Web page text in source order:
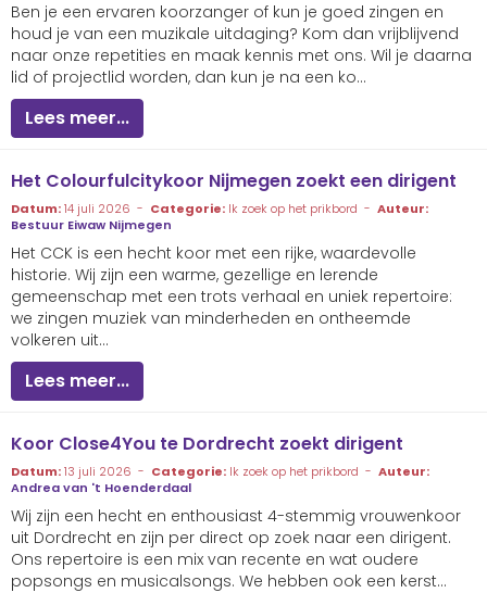
Ben je een ervaren koorzanger of kun je goed zingen en
houd je van een muzikale uitdaging? Kom dan vrijblijvend
naar onze repetities en maak kennis met ons. Wil je daarna
lid of projectlid worden, dan kun je na een ko...
Lees meer...
Het Colourfulcitykoor Nijmegen zoekt een dirigent
Datum:14 juli 2026 - Categorie: Ik zoek op het prikbord - Auteur:
Bestuur Eiwaw Nijmegen
Het CCK is een hecht koor met een rijke, waardevolle
historie. Wij zijn een warme, gezellige en lerende
gemeenschap met een trots verhaal en uniek repertoire:
we zingen muziek van minderheden en ontheemde
volkeren uit...
Lees meer...
Koor Close4You te Dordrecht zoekt dirigent
Datum:13 juli 2026 - Categorie: Ik zoek op het prikbord - Auteur:
Andrea van 't Hoenderdaal
Wij zijn een hecht en enthousiast 4-stemmig vrouwenkoor
uit Dordrecht en zijn per direct op zoek naar een dirigent.
Ons repertoire is een mix van recente en wat oudere
popsongs en musicalsongs. We hebben ook een kerst...